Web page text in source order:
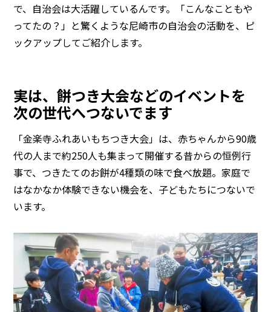
で、自治会は大活躍しているんです。「こんなこともや
ってたの？」と驚くような尼崎市の自治会の活動を、ピ
ックアップしてご紹介します。
実は、餅つき大会などのイベントを
次の世代へつないでます
「金楽寺ふれあいもちつき大会」は、赤ちゃんから90歳
代の人まで約250人も集まって開催する昔からの恒例行
事で、つきたてのお餅が4種類の味で食べ放題。家庭で
はなかなか体験できない機会を、子どもたちにつないで
います。